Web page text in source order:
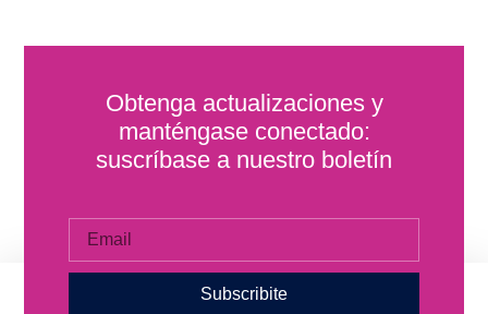
Obtenga actualizaciones y
manténgase conectado:
suscríbase a nuestro boletín
Subscribite